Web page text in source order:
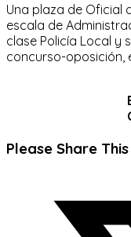
Una plaza de Oficial
escala de
clase Policía Local y
concurso-oposición,
Please Share This